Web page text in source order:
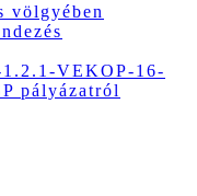
völgyében
VEKOP-16-
pályázatról